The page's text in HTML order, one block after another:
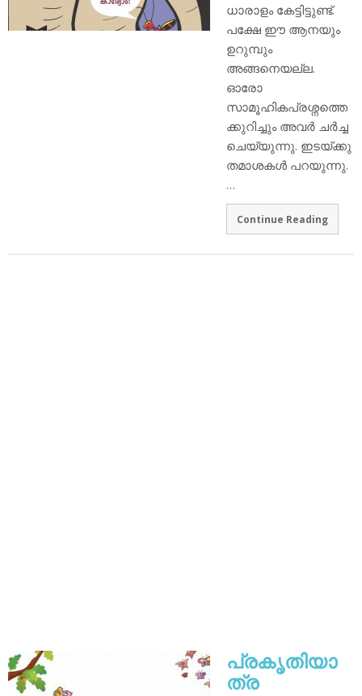
ധാരാളം കേട്ടിട്ടുണ്ട്.
പക്ഷേ ഈ ആനയും
ഉറുമ്പും
അങ്ങനെയല്ല.
ഓരോ
സാമൂഹികപ്രശ്നത്തെ
ക്കുറിച്ചും അവര്‍ ചര്‍ച്ച
ചെയ്യുന്നു. ഇടയ്ക്കു
തമാശകള്‍ പറയുന്നു.
…
Continue Reading
പ്രകൃതിയാ
ത്ര